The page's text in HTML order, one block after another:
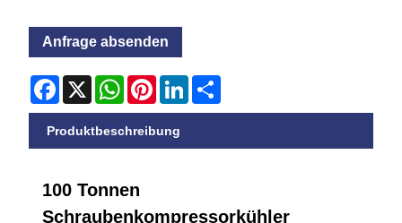
Anfrage absenden
Facebook
X WhatsApp
PinterestLinkedIn
Produktbeschreibung
100 Tonnen
Schraubenkompressorkühler